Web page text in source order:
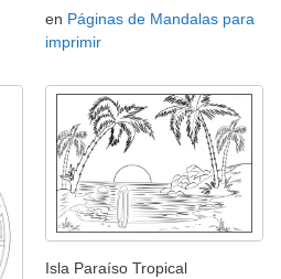
en Páginas de Mandalas para
imprimir
Isla Paraíso Tropical